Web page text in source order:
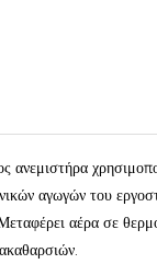
αγωγών του
αέρα σε